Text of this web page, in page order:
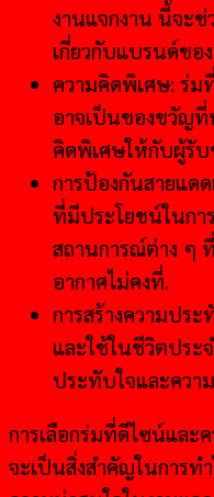
งานแจกงาน นี้จะช่
เกี่ยวกับแบรนด์ขอ
ความคิดพิเศษ: ร่ม
อาจเป็นของขวัญที่
คิดพิเศษให้กับผู้รั
การป้องกันสายแด
ที่มีประโยชน์ในก
สถานการณ์ต่าง ๆ
อากาศไม่คงที่.
การสร้างความปร
และใช้ในชีวิตประ
ประทับใจและควา
การเลือกร่มที่ดีไซน์และ
จะเป็นสิ่งสำคัญในการ